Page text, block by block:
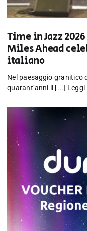
Time in Jazz
Miles Ahead
italiano
Nel paesaggio granitico
quarant’anni il [...]